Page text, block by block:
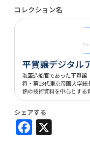
コレクション名
平賀譲デジタル
海軍造船官であった平賀譲
将・第13代東京帝国大学
係の技術資料を中心とする
シェアする